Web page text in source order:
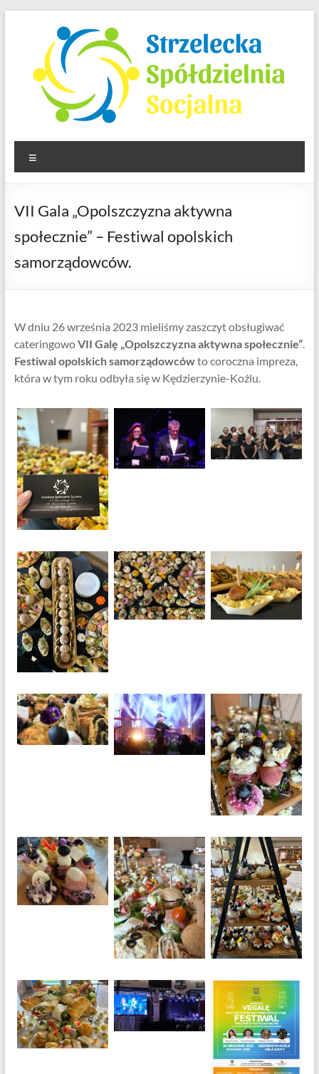
Strzelecka Spółdzielnia
Socjalna
VII Gala „Opolszczyzna aktywna
społecznie” – Festiwal opolskich
samorządowców.
W dniu 26 września 2023 mieliśmy zaszczyt obsługiwać
cateringowoVII Galę „Opolszczyzna aktywna społecznie”.
Festiwal opolskich samorządowcówto coroczna impreza,
która w tym roku odbyła się w Kędzierzynie-Koźlu.